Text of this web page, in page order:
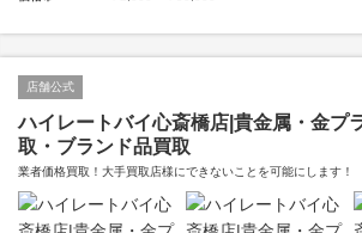
店舗公式
ハイレートバイ心斎橋店|貴金属・金プ
取・ブランド品買取
業者価格買取！大手買取店様にできないことを可能にします！